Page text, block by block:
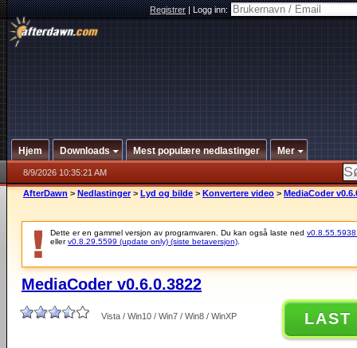
Registrer|Logg inn:
Hjem Downloads Mest populære nedlastinger Mer
8/9/2026 10:35:21 AM
AfterDawn > Nedlastinger > Lyd og bilde > Konvertere video > MediaCoder
Dette er en gammel versjon av programvaren. Du kan også laste ned v0.8.55.5938
ellerv0.8.29.5599 (update only) (siste betaversjon)
MediaCoder v0.6.0.3822
Vista / Win10 / Win7 / Win8 / WinXP LAST